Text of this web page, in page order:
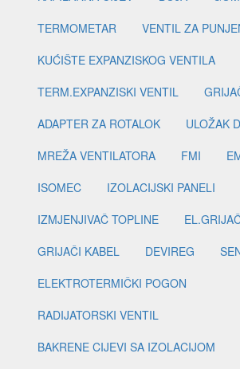
TERMOMETAR
VENTIL ZA
KUĆIŠTE EXPANZISKOG VENTILA
TERM.EXPANZISKI VENTIL
ADAPTER ZA ROTALOK
ULOŽAK
MREŽA VENTILATORA
FMI
ISOMEC
IZOLACIJSKI PANELI
IZMJENJIVAČ TOPLINE
GRIJAČI KABEL
DEVIREG
ELEKTROTERMIČKI POGON
RADIJATORSKI VENTIL
BAKRENE CIJEVI SA IZOLACIJOM